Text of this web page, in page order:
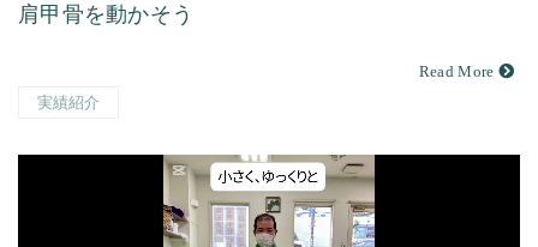
肩甲骨を動かそう
Read More
実績紹介